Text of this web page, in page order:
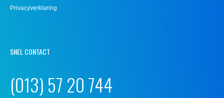
Privacyverklaring
SNEL CONTACT
(013) 57 20 744